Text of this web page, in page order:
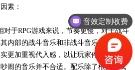
素：
对于RPG游戏来说，节奏更慢，对于战斗
内部的战斗音乐和非战斗音乐拉出来分
更加重视代入感，以让玩家停留更长的
闹的音乐并不合适。配乐除了根据游戏
音效定制收费